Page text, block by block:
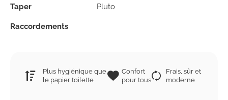
Taper Pluto
Raccordements
Plus hygiénique que
le papier toilette
Confort
pour tous
Frais, sûr et
moderne